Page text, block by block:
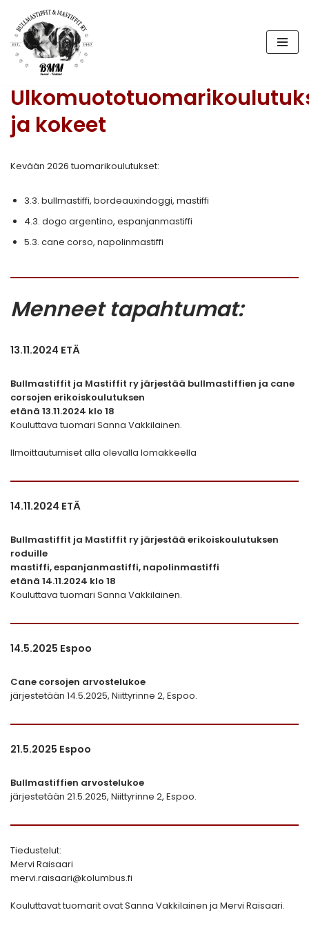
Siirry
suoraan
sisältöön
ja kokeet
Kevään 2026 tuomarikoulutukset:
3.3. bullmastiffi, bordeauxindoggi, mastiffi
4.3. dogo argentino, espanjanmastiffi
5.3. cane corso, napolinmastiffi
Menneet tapahtumat:
13.11.2024 ETÄ
Bullmastiffit ja Mastiffit ry järjestää bullmastiffien ja cane
corsojen erikoiskoulutuksen
etänä 13.11.2024 klo 18
Kouluttava tuomari Sanna Vakkilainen.
Ilmoittautumiset alla olevalla lomakkeella
14.11.2024 ETÄ
Bullmastiffit ja Mastiffit ry järjestää erikoiskoulutuksen
roduille
mastiffi, espanjanmastiffi, napolinmastiffi
etänä 14.11.2024 klo 18
Kouluttava tuomari Sanna Vakkilainen.
14.5.2025 Espoo
Cane corsojen arvostelukoe
järjestetään 14.5.2025, Niittyrinne 2, Espoo.
21.5.2025 Espoo
Bullmastiffien arvostelukoe
järjestetään 21.5.2025, Niittyrinne 2, Espoo.
Tiedustelut:
Mervi Raisaari
mervi.raisaari@kolumbus.fi
Kouluttavat tuomarit ovat Sanna Vakkilainen ja Mervi Raisaari.